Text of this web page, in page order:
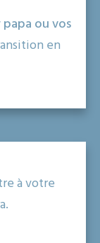
ou vos
en
à votre